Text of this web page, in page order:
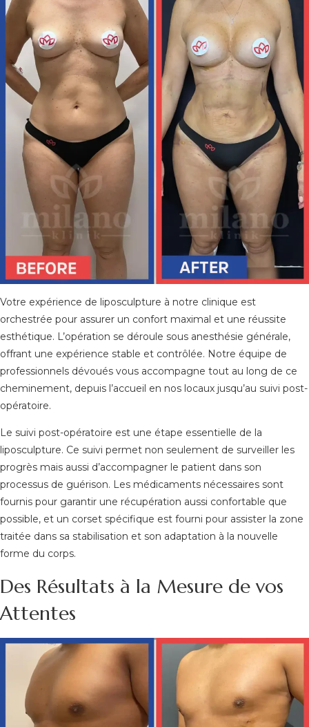
Votre expérience de liposculpture à notre clinique est
orchestrée pour assurer un confort maximal et une réussite
esthétique. L’opération se déroule sous anesthésie générale,
offrant une expérience stable et contrôlée. Notre équipe de
professionnels dévoués vous accompagne tout au long de ce
cheminement, depuis l’accueil en nos locaux jusqu’au suivi post-
opératoire.
Le suivi post-opératoire est une étape essentielle de la
liposculpture. Ce suivi permet non seulement de surveiller les
progrès mais aussi d’accompagner le patient dans son
processus de guérison. Les médicaments nécessaires sont
fournis pour garantir une récupération aussi confortable que
possible, et un corset spécifique est fourni pour assister la zone
traitée dans sa stabilisation et son adaptation à la nouvelle
forme du corps.
Des Résultats à la Mesure de vos
Attentes